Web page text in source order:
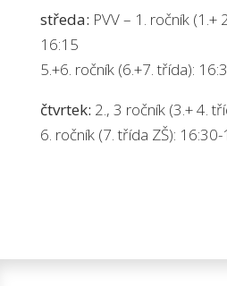
středa: PVV – 1. ročník (1.+
16:15
5.+6. ročník (6.+7. třída):
čtvrtek: 2., 3 ročník (3.+ 4.
6. ročník (7. třída ZŠ):